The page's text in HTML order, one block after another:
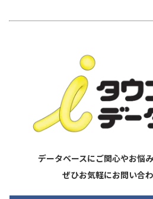
データベースにご関心やお悩
ぜひお気軽にお問い合